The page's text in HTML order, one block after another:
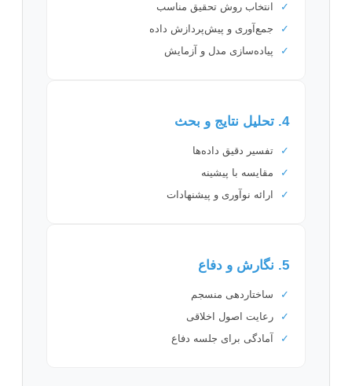
انتخاب روش تحقیق مناسب
جمع‌آوری و پیش‌پردازش داده
پیاده‌سازی مدل و آزمایش
تفسیر دقیق داده‌ها
مقایسه با پیشینه
ارائه نوآوری و پیشنهادات
ساختاردهی منسجم
رعایت اصول اخلاقی
آمادگی برای جلسه دفاع